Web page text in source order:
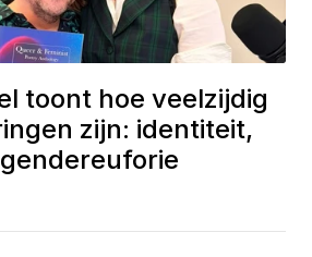
toont hoe veelzijdig
zijn: identiteit,